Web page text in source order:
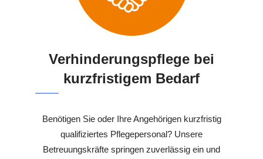
Verhinderungspflege bei
kurzfristigem Bedarf
Benötigen Sie oder Ihre Angehörigen kurzfristig
qualifiziertes Pflegepersonal? Unsere
Betreuungskräfte springen zuverlässig ein und